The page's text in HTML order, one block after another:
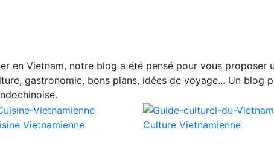
en Vietnam, notre blog a été pensé pour vous proposer
gastronomie, bons plans, idées de voyage... Un blog
Vietnamienne
Culture Vietnamienne